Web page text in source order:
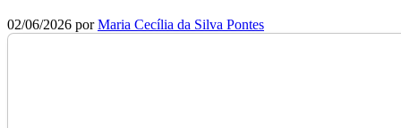
02/06/2026 porMaria Cecília da Silva Pontes